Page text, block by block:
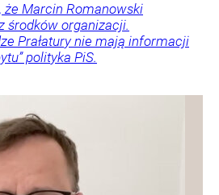
że Marcin Romanowski
środków organizacji.
Prałatury nie mają informacji
polityka PiS.